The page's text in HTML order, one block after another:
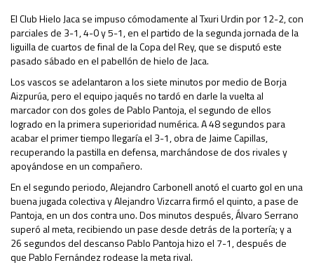
El Club Hielo Jaca se impuso cómodamente al Txuri Urdin por 12-2, con
parciales de 3-1, 4-0 y 5-1, en el partido de la segunda jornada de la
liguilla de cuartos de final de la Copa del Rey, que se disputó este
pasado sábado en el pabellón de hielo de Jaca.
Los vascos se adelantaron a los siete minutos por medio de Borja
Aizpurúa, pero el equipo jaqués no tardó en darle la vuelta al
marcador con dos goles de Pablo Pantoja, el segundo de ellos
logrado en la primera superioridad numérica. A 48 segundos para
acabar el primer tiempo llegaría el 3-1, obra de Jaime Capillas,
recuperando la pastilla en defensa, marchándose de dos rivales y
apoyándose en un compañero.
En el segundo periodo, Alejandro Carbonell anotó el cuarto gol en una
buena jugada colectiva y Alejandro Vizcarra firmó el quinto, a pase de
Pantoja, en un dos contra uno. Dos minutos después, Álvaro Serrano
superó al meta, recibiendo un pase desde detrás de la portería; y a
26 segundos del descanso Pablo Pantoja hizo el 7-1, después de
que Pablo Fernández rodease la meta rival.